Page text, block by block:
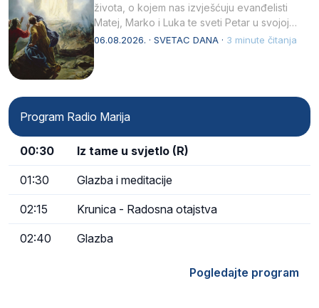
života, o kojem nas izvješćuju evanđelisti
Matej, Marko i Luka te sveti Petar u svojoj
drugoj…
06.08.2026. · SVETAC DANA · 3 minute čitanja
Program Radio Marija
00:30 Iz tame u svjetlo (R)
01:30 Glazba i meditacije
02:15 Krunica - Radosna otajstva
02:40 Glazba
Pogledajte program